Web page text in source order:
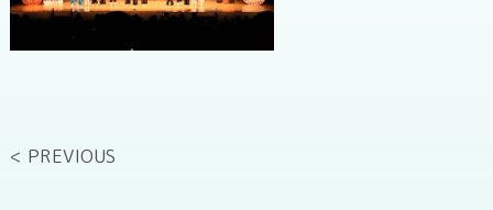
< PREVIOUS